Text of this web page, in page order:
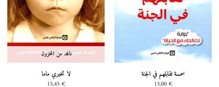
خمسة تقابلهم في الجنة
15,00€
نافد من المخزون
ﻻ تخبري ماما
15,45€